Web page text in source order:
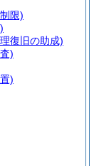
限)
復旧の助成)
)
)